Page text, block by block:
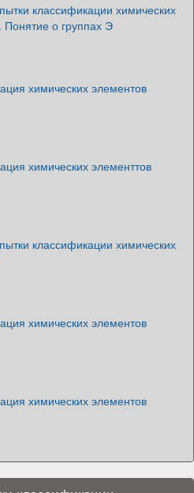
классификации химических
Понятие о группах Э
химических элементов
химических элементтов
классификации химических
химических элементов
химических элементов